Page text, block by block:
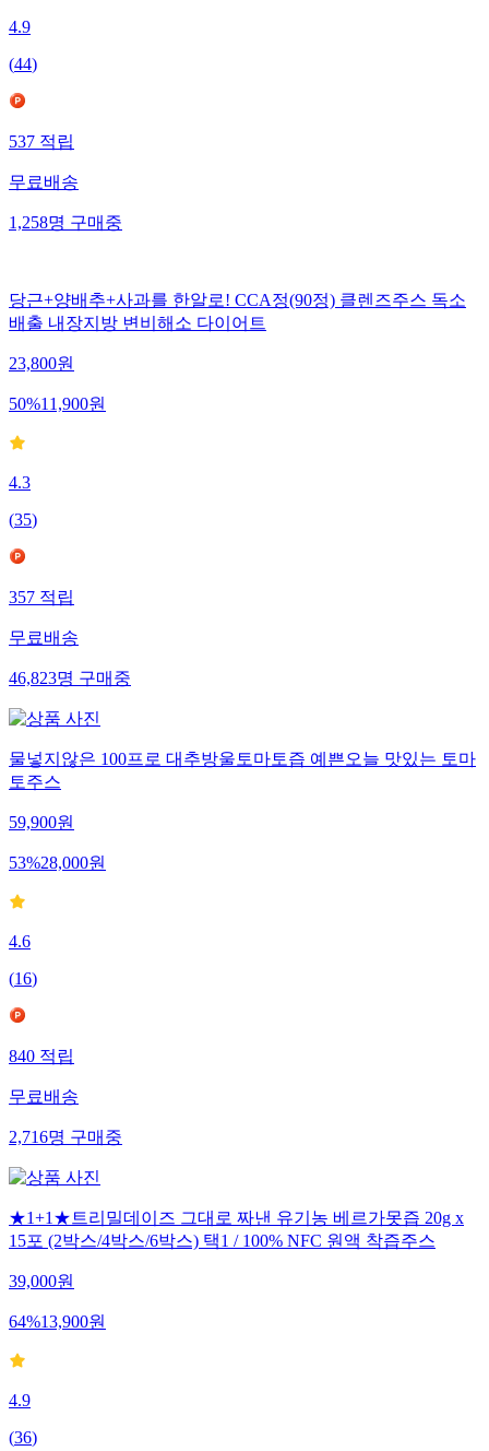
4.9
(44)
537 적립
무료배송
1,258명 구매중
당근+양배추+사과를 한알로! CCA정(90정) 클렌즈주스 독소
배출 내장지방 변비해소 다이어트
23,800원
50%11,900원
4.3
(35)
357적립
무료배송
46,823명구매중
물넣지않은 100프로 대추방울토마토즙 예쁜오늘 맛있는 토마
토주스
59,900원
53%28,000원
4.6
(16)
840적립
무료배송
2,716명구매중
★1+1★트리밀데이즈 그대로 짜낸 유기농 베르가못즙 20g x
15포 (2박스/4박스/6박스) 택1 / 100% NFC 원액 착즙주스
39,000원
64%13,900원
4.9
(36)